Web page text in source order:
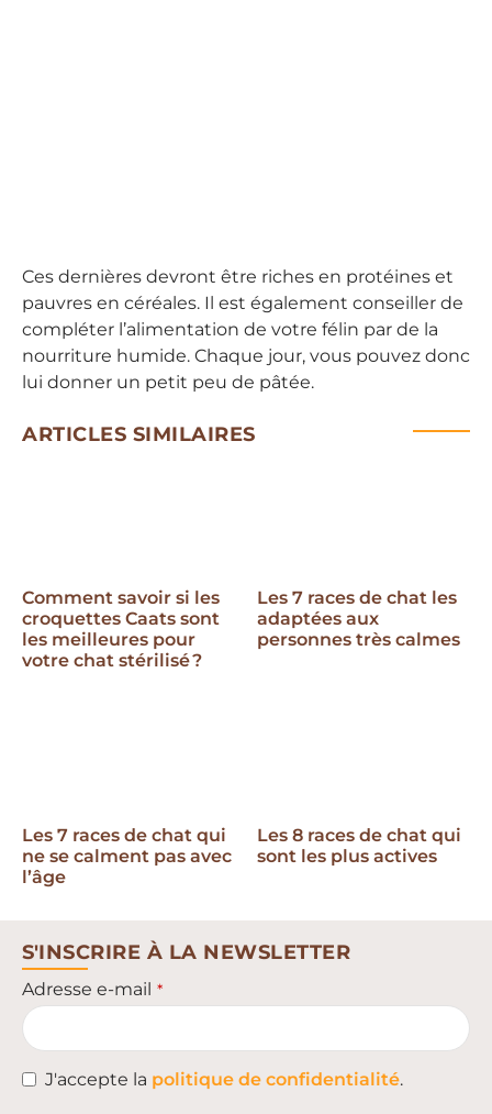
Ces dernières devront être riches en protéines et
pauvres en céréales. Il est également conseiller de
compléter l’alimentation de votre félin par de la
nourriture humide. Chaque jour, vous pouvez donc
lui donner un petit peu de pâtée.
ARTICLES SIMILAIRES
Comment savoir si les
croquettes Caats sont
les meilleures pour
votre chat stérilisé ?
Les 7 races de chat les
adaptées aux
personnes très calmes
Les 7 races de chat qui
ne se calment pas avec
l’âge
Les 8 races de chat qui
sont les plus actives
S'INSCRIRE À LA NEWSLETTER
Adresse e-mail *
J'accepte la politique de confidentialité.